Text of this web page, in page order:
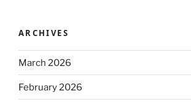
ARCHIVES
March 2026
February 2026